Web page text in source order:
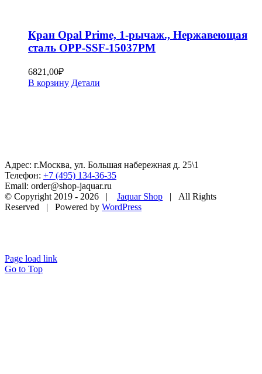
Кран Opal Prime, 1-рычаж., Нержавеющая
сталь OPP-SSF-15037PM
6821,00₽
В корзину Детали
Адрес: г.Москва, ул. Большая набережная д. 25\1
Телефон: +7 (495) 134-36-35
Email: order@shop-jaquar.ru
© Copyright 2019 - 2026 | Jaquar Shop | All Rights
Reserved | Powered by WordPress
Page load link
Go to Top